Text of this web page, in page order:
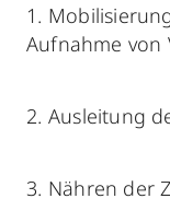
1.
Aufnahme von
2. Ausleitung
3. Nähren der